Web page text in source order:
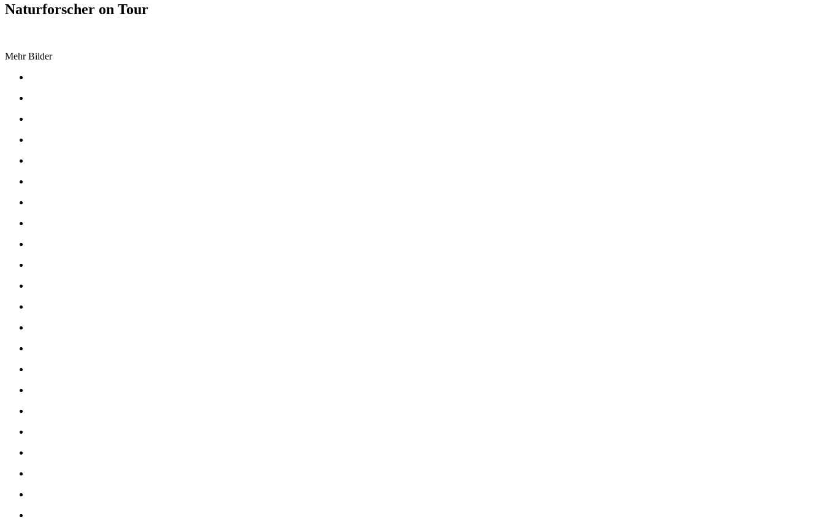
Naturforscher on Tour
Mehr Bilder